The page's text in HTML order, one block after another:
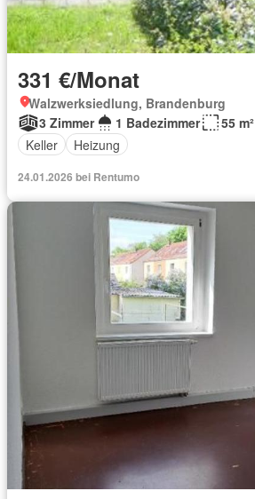
331 €/Monat
Walzwerksiedlung, Brandenburg
3 Zimmer
1 Badezimmer
55 m²
Keller
Heizung
24.01.2026 bei Rentumo